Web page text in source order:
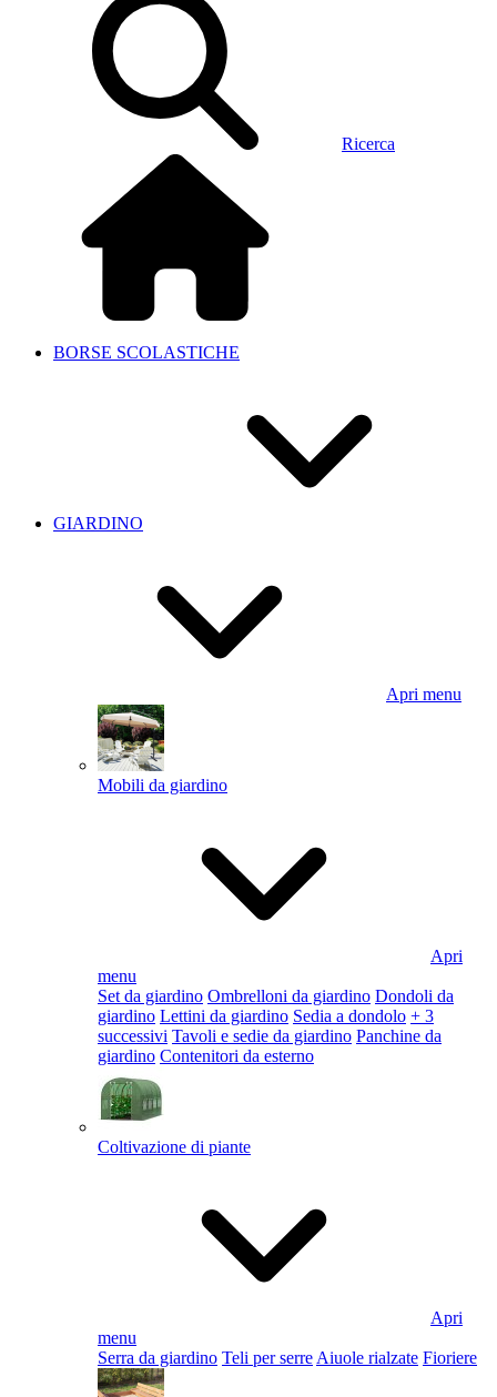
Ricerca
BORSE SCOLASTICHE
GIARDINO
Apri menu
Mobili da giardino
Apri
menu
Set da giardino Ombrelloni da giardino Dondoli da
giardino Lettini da giardino Sedia a dondolo + 3
successivi Tavoli e sedie da giardino Panchine da
giardino Contenitori da esterno
Coltivazione di piante
Apri
menu
Serra da giardino Teli per serre Aiuole rialzate Fioriere